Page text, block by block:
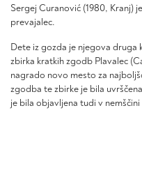
Sergej Curanović (1980, Kranj)
prevajalec.
Dete iz gozda je njegova
zbirka kratkih zgodb Plavalec
nagrado novo mesto za
zgodba te zbirke je bila
je bila objavljena tudi v nemščini